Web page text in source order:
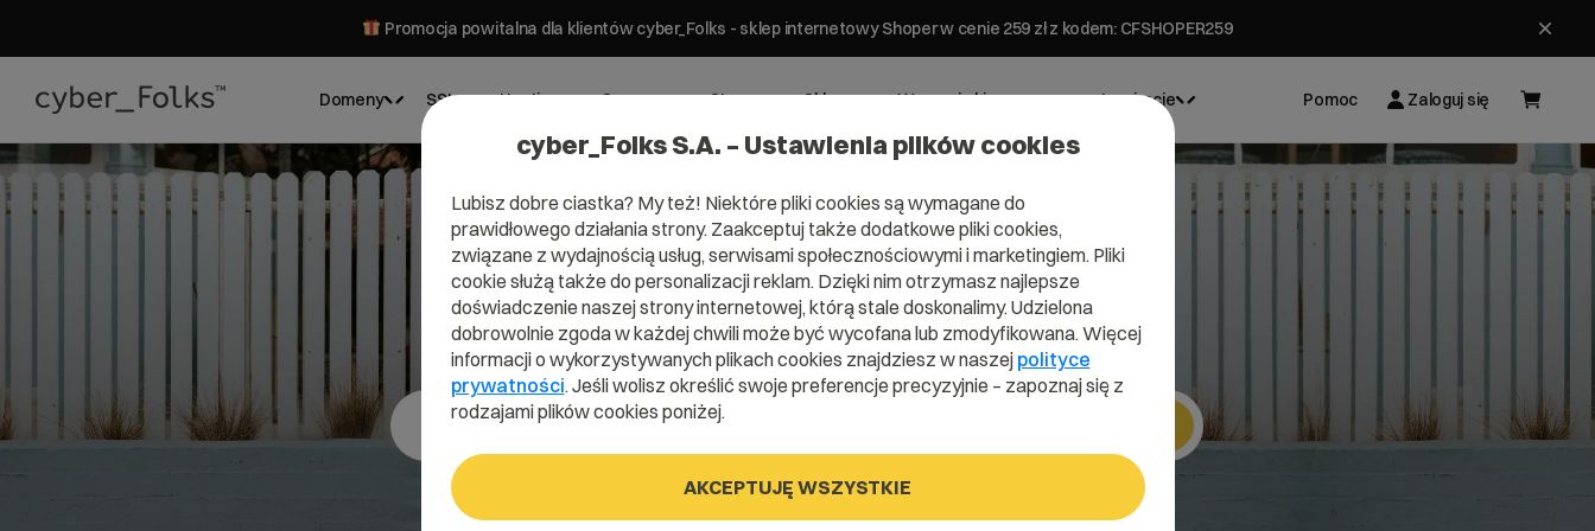
Promocja powitalna dla klientów cyber_Folks - sklep internetowy Shoper w cenie 259 zł z kodem: CFSHOPER259
Domeny SSL Hosting Serwery Strony Sklepy Wsparcie biznesowe Inspiracje Pomoc Zaloguj się
Domena .baby
cyber_Folks S.A. – Ustawienia plików cookies
Lubisz dobre ciastka? My też! Niektóre pliki cookies są wymagane do
prawidłowego działania strony. Zaakceptuj także dodatkowe pliki cookies,
związane z wydajnością usług, serwisami społecznościowymi i marketingiem. Pliki
cookie służą także do personalizacji reklam. Dzięki nim otrzymasz najlepsze
doświadczenie naszej strony internetowej, którą stale doskonalimy. Udzielona
dobrowolnie zgoda w każdej chwili może być wycofana lub zmodyfikowana. Więcej
informacji o wykorzystywanych plikach cookies znajdziesz w naszej polityce
prywatności. Jeśli wolisz określić swoje preferencje precyzyjnie – zapoznaj się z
rodzajami plików cookies poniżej.
AKCEPTUJĘ WSZYSTKIE